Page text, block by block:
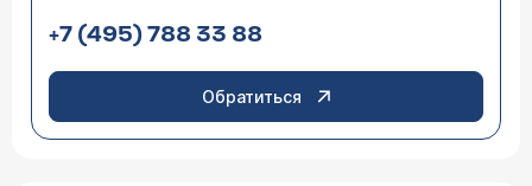
+7 (495) 788 33 88
Обратиться